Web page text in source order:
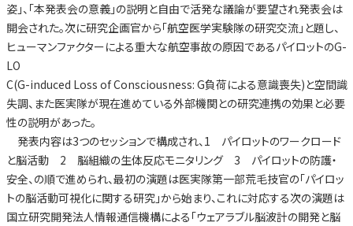
姿」、「本発表会の意義」の説明と自由で活発な議論が要望され発表会は
開会された。次に研究企画官から「航空医学実験隊の研究交流」と題し、
ヒューマンファクターによる重大な航空事故の原因であるパイロットのG-
LO
C(G-induced Loss of Consciousness: G負荷による意識喪失)と空間識
失調、また医実隊が現在進めている外部機関との研究連携の効果と必要
性の説明があった。
発表内容は3つのセッションで構成され、1 パイロットのワークロード
と脳活動 2 脳組織の生体反応モニタリング 3 パイロットの防護・
安全、の順で進められ、最初の演題は医実隊第一部荒毛技官の「パイロッ
トの脳活動可視化に関する研究」から始まり、これに対応する次の演題は
国立研究開発法人情報通信機構による「ウェアラブル脳波計の開発と脳